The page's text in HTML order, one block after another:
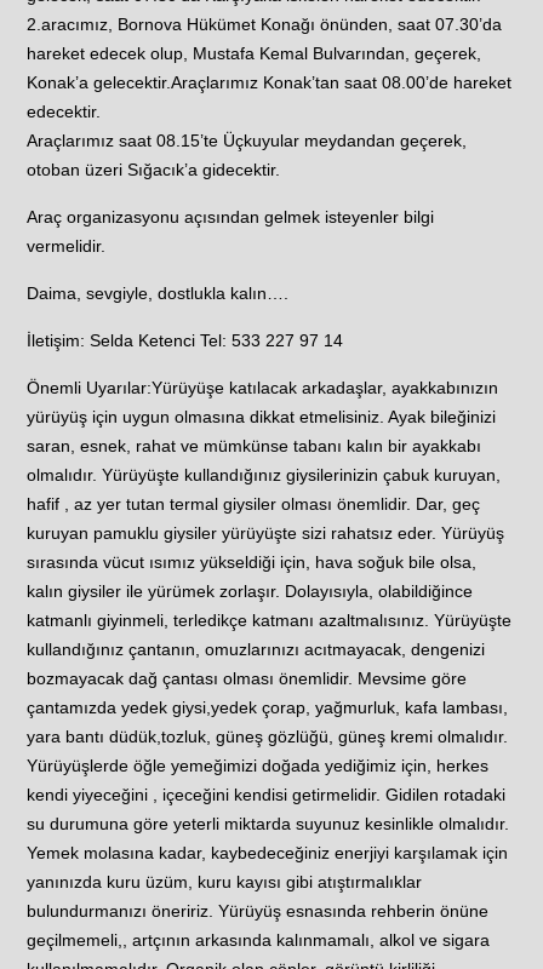
2.aracımız, Bornova Hükümet Konağı önünden, saat 07.30’da
hareket edecek olup, Mustafa Kemal Bulvarından, geçerek,
Konak’a gelecektir.Araçlarımız Konak’tan saat 08.00’de hareket
edecektir.
Araçlarımız saat 08.15’te Üçkuyular meydandan geçerek,
otoban üzeri Sığacık’a gidecektir.
Araç organizasyonu açısından gelmek isteyenler bilgi
vermelidir.
Daima, sevgiyle, dostlukla kalın….
İletişim: Selda Ketenci Tel: 533 227 97 14
Önemli Uyarılar:Yürüyüşe katılacak arkadaşlar, ayakkabınızın
yürüyüş için uygun olmasına dikkat etmelisiniz. Ayak bileğinizi
saran, esnek, rahat ve mümkünse tabanı kalın bir ayakkabı
olmalıdır. Yürüyüşte kullandığınız giysilerinizin çabuk kuruyan,
hafif , az yer tutan termal giysiler olması önemlidir. Dar, geç
kuruyan pamuklu giysiler yürüyüşte sizi rahatsız eder. Yürüyüş
sırasında vücut ısımız yükseldiği için, hava soğuk bile olsa,
kalın giysiler ile yürümek zorlaşır. Dolayısıyla, olabildiğince
katmanlı giyinmeli, terledikçe katmanı azaltmalısınız. Yürüyüşte
kullandığınız çantanın, omuzlarınızı acıtmayacak, dengenizi
bozmayacak dağ çantası olması önemlidir. Mevsime göre
çantamızda yedek giysi,yedek çorap, yağmurluk, kafa lambası,
yara bantı düdük,tozluk, güneş gözlüğü, güneş kremi olmalıdır.
Yürüyüşlerde öğle yemeğimizi doğada yediğimiz için, herkes
kendi yiyeceğini , içeceğini kendisi getirmelidir. Gidilen rotadaki
su durumuna göre yeterli miktarda suyunuz kesinlikle olmalıdır.
Yemek molasına kadar, kaybedeceğiniz enerjiyi karşılamak için
yanınızda kuru üzüm, kuru kayısı gibi atıştırmalıklar
bulundurmanızı öneririz. Yürüyüş esnasında rehberin önüne
geçilmemeli,, artçının arkasında kalınmamalı, alkol ve sigara